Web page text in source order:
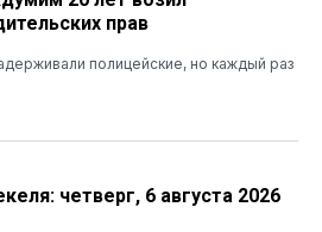
прав
полицейские, но каждый раз
четверг, 6 августа 2026